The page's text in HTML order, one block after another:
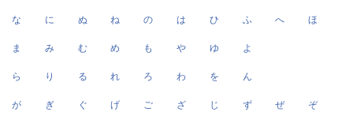
な に ぬ ね の は ひ ふ へ ほ
ま み む め も や ゆ よ
ら り る れ ろ わ を ん
が ぎ ぐ げ ご ざ じ ず ぜ ぞ